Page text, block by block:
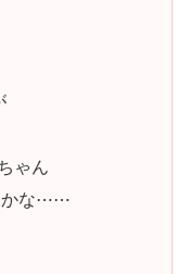
ゃん
かな⋯⋯